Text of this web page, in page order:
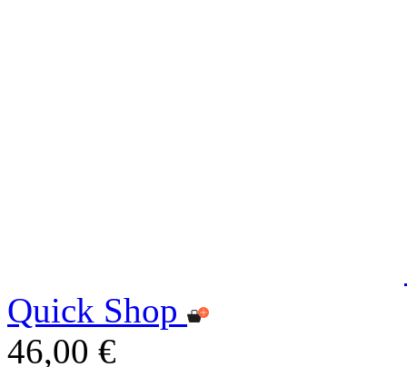
Quick Shop
46,00 €